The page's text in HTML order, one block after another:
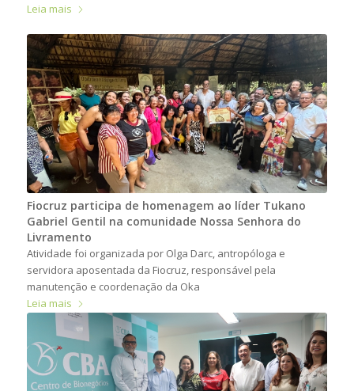
Leia mais
Fiocruz participa de homenagem ao líder Tukano
Gabriel Gentil na comunidade Nossa Senhora do
Livramento
Atividade foi organizada por Olga Darc, antropóloga e
servidora aposentada da Fiocruz, responsável pela
manutenção e coordenação da Oka
Leia mais